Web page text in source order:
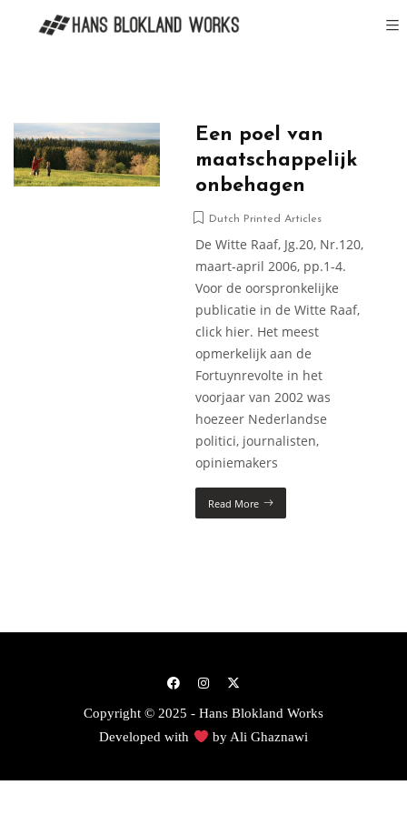
Een poel van
maatschappelijk
onbehagen
Dutch Printed Articles
De Witte Raaf, Jg.20, Nr.120,
maart-april 2006, pp.1-4.
Voor de oorspronkelijke
publicatie in de Witte Raaf,
click hier. Het meest
opmerkelijk aan de
Fortuynrevolte in het
voorjaar van 2002 was
hoezeer Nederlandse
politici, journalisten,
opiniemakers
Read More
Copyright © 2025 - Hans Blokland Works
Developed with
by Ali Ghaznawi